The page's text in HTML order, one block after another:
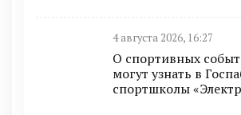
4 августа 2026, 16:27
О спортивных
могут узнать в
спортшколы